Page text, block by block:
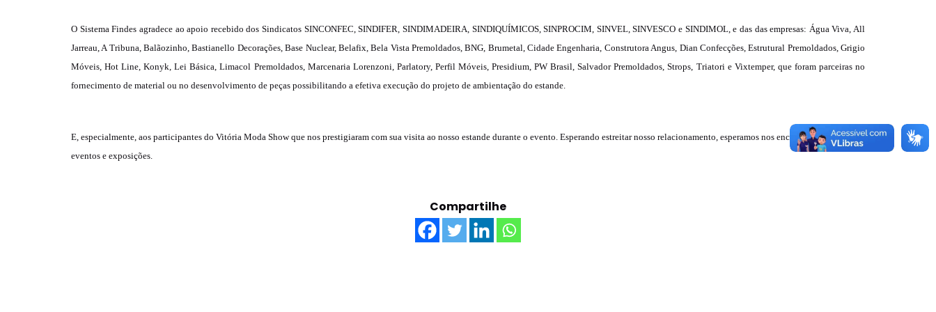
Educação In Company
Contrato de Seviços – SSI –
Saúde e Segurança na
O Sistema Findes agradece ao apoio recebido dos Sindicatos SINCONFEC, SINDIFER, SINDIMADEIRA, SINDIQUÍMICOS, SINPROCIM, SINVEL, SINVESCO e SINDIMOL, e das das empresas: Água Viva, All
Jarreau, A Tribuna, Balãozinho, Bastianello Decorações, Base Nuclear, Belafix, Bela Vista Premoldados, BNG, Brumetal, Cidade Engenharia, Construtora Angus, Dian Confecções, Estrutural Premoldados, Grigio
Móveis, Hot Line, Konyk, Lei Básica, Limacol Premoldados, Marcenaria Lorenzoni, Parlatory, Perfil Móveis, Presidium, PW Brasil, Salvador Premoldados, Strops, Triatori e Vixtemper, que foram parceiras no
fornecimento de material ou no desenvolvimento de peças possibilitando a efetiva execução do projeto de ambientação do estande.
E, especialmente, aos participantes do Vitória Moda Show que nos prestigiaram com sua visita ao nosso estande durante o evento. Esperando estreitar nosso relacionamento, esperamos nos encontrar nos próximos
eventos e exposições.
Compartilhe